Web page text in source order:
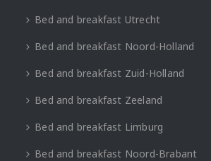
Bed and breakfast Utrecht
Bed and breakfast Noord-Holland
Bed and breakfast Zuid-Holland
Bed and breakfast Zeeland
Bed and breakfast Limburg
Bed and breakfast Noord-Brabant